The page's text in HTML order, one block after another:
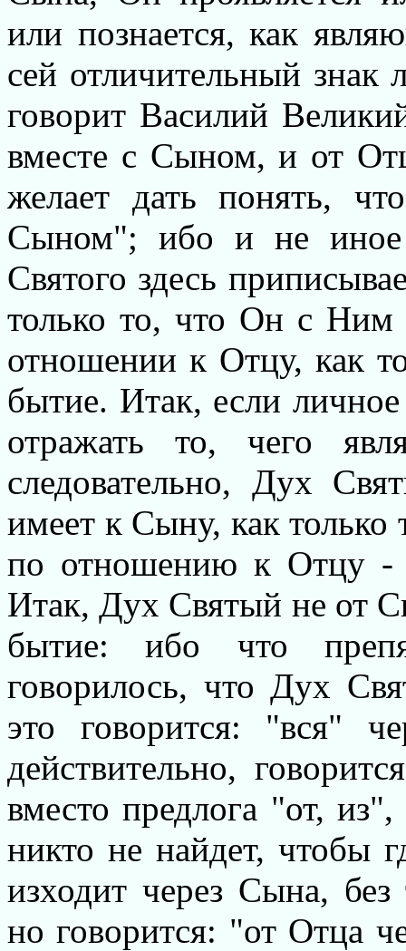
или познается, как
сей отличительный знак
говорит Василий
вместе с Сыном, и от
желает дать понять,
Сыном"; ибо и не иное
Святого здесь
только то, что Он с Ним
отношении к Отцу, как
бытие. Итак, если
отражать то, чего
следовательно, Дух
имеет к Сыну, как
по отношению к Отцу -
Итак, Дух Святый не от
бытие: ибо что
говорилось, что Дух
это говорится: "вся"
действительно,
вместо предлога "от,
никто не найдет, чтобы
изходит через Сына,
но говорится: "от Отца